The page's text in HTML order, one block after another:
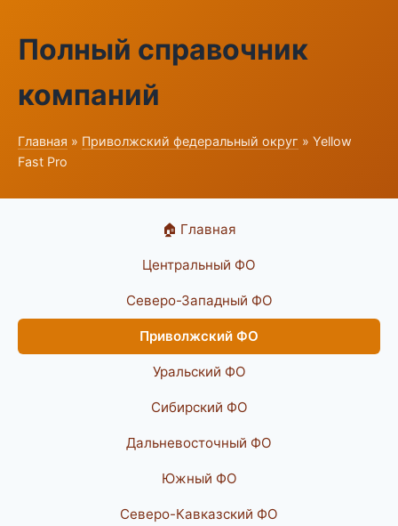
Полный справочник
компаний
Главная » Приволжский федеральный округ » Yellow
Fast Pro
🏠 Главная
Центральный ФО
Северо-Западный ФО
Приволжский ФО
Уральский ФО
Сибирский ФО
Дальневосточный ФО
Южный ФО
Северо-Кавказский ФО